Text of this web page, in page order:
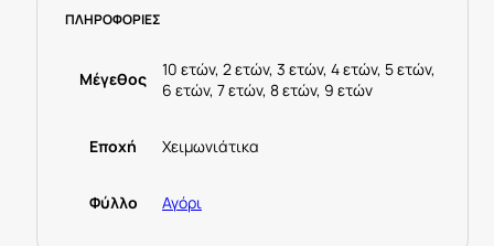
ποσότητα
ΠΛΗΡΟΦΟΡΙΕΣ
Μέγεθος
10 ετών, 2 ετών, 3 ετών, 4 ετών, 5 ετών,
6 ετών, 7 ετών, 8 ετών, 9 ετών
Εποχή Χειμωνιάτικα
Φύλλο Αγόρι